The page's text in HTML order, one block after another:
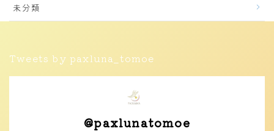
未分類
Tweets by paxluna_tomoe
@paxlunatomoe